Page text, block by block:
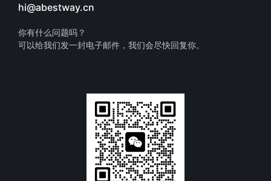
hi@abestway.cn
你有什么问题吗？
可以给我们发一封电子邮件，我们会尽快回复你。